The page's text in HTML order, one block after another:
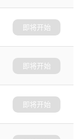
即将开始
即将开始
即将开始